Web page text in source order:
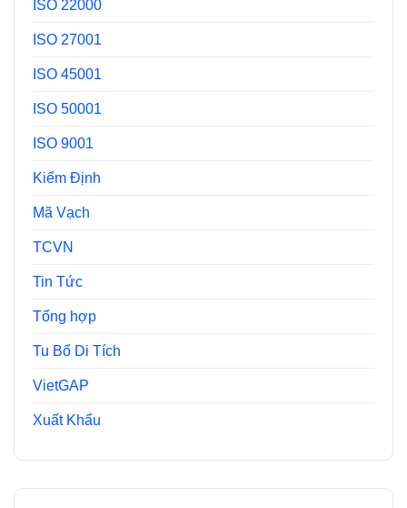
ISO 22000
ISO 27001
ISO 45001
ISO 50001
ISO 9001
Kiểm Định
Mã Vạch
TCVN
Tin Tức
Tổng hợp
Tu Bổ Di Tích
VietGAP
Xuất Khẩu